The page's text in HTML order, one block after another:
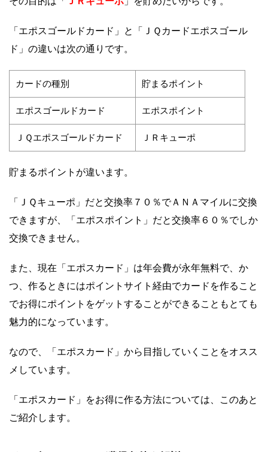
「エポスゴールドカード」と「ＪＱカードエポスゴール
ド」の違いは次の通りです。
カードの種別 貯まるポイント
エポスゴールドカード エポスポイント
ＪＱエポスゴールドカード ＪＲキューポ
貯まるポイントが違います。
「ＪＱキューポ」だと交換率７０％でＡＮＡマイルに交換
できますが、「エポスポイント」だと交換率６０％でしか
交換できません。
また、現在「エポスカード」は年会費が永年無料で、か
つ、作るときにはポイントサイト経由でカードを作ること
でお得にポイントをゲットすることができることもとても
魅力的になっています。
なので、「エポスカード」から目指していくことをオスス
メしています。
「エポスカード」をお得に作る方法については、このあと
ご紹介します。